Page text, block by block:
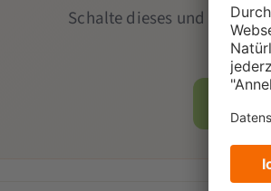
Schalte dieses und alle
Team